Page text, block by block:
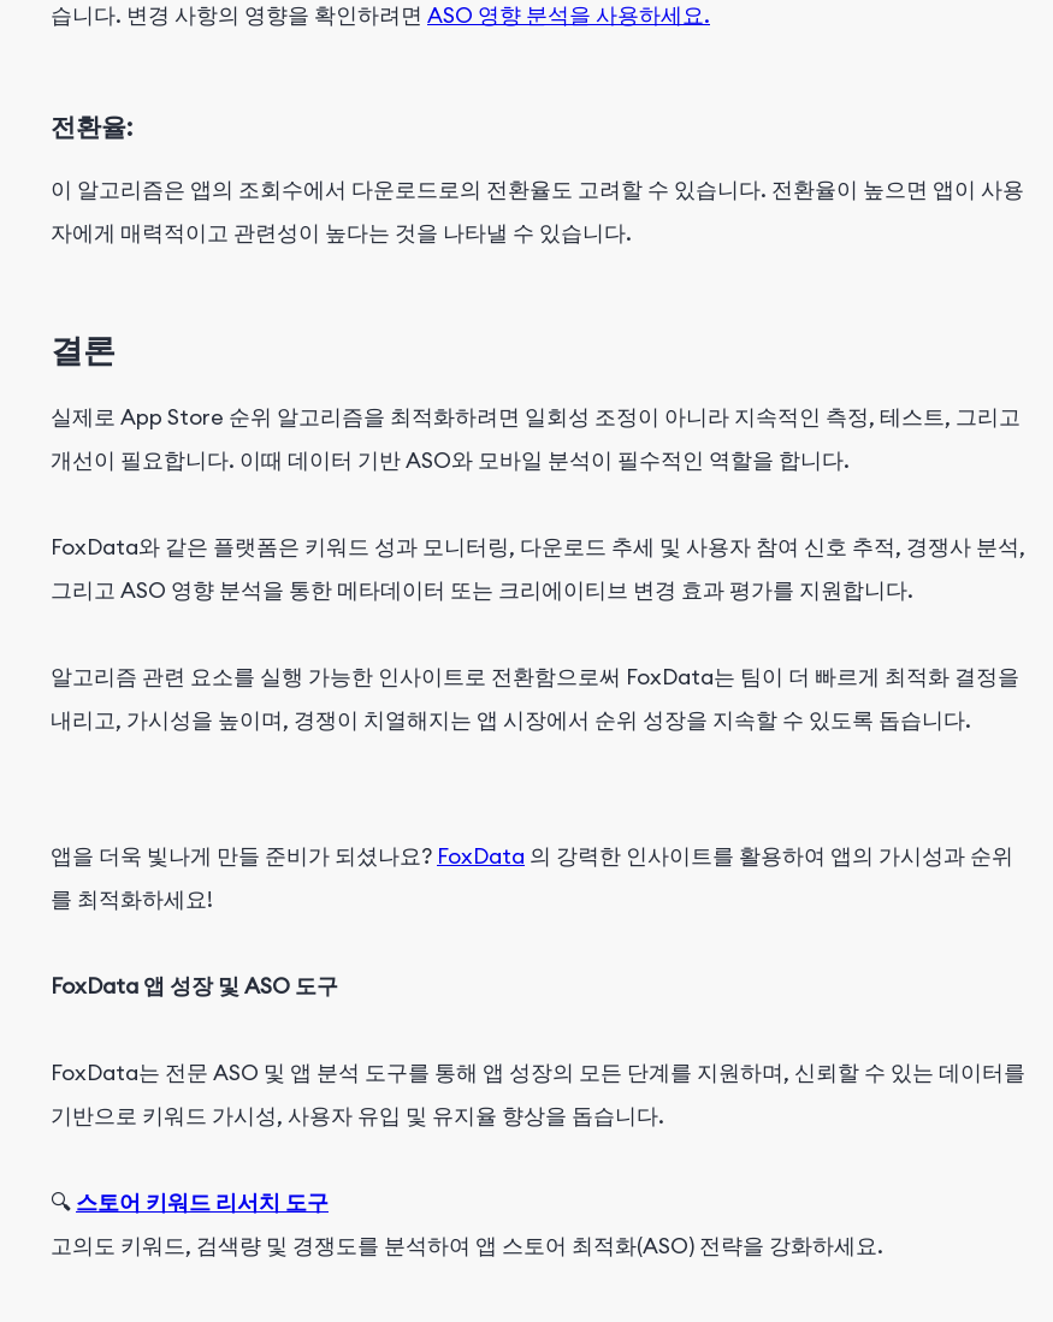
습니다. 변경 사항의 영향을 확인하려면 ASO 영향 분석을 사용하세요.
전환율:
이 알고리즘은 앱의 조회수에서 다운로드로의 전환율도 고려할 수 있습니다. 전환율이 높으면 앱이 사용
자에게 매력적이고 관련성이 높다는 것을 나타낼 수 있습니다.
결론
실제로 App Store 순위 알고리즘을 최적화하려면 일회성 조정이 아니라 지속적인 측정, 테스트, 그리고
개선이 필요합니다. 이때 데이터 기반 ASO와 모바일 분석이 필수적인 역할을 합니다.
FoxData와 같은 플랫폼은 키워드 성과 모니터링, 다운로드 추세 및 사용자 참여 신호 추적, 경쟁사 분석,
그리고 ASO 영향 분석을 통한 메타데이터 또는 크리에이티브 변경 효과 평가를 지원합니다.
알고리즘 관련 요소를 실행 가능한 인사이트로 전환함으로써 FoxData는 팀이 더 빠르게 최적화 결정을
내리고, 가시성을 높이며, 경쟁이 치열해지는 앱 시장에서 순위 성장을 지속할 수 있도록 돕습니다.
앱을 더욱 빛나게 만들 준비가 되셨나요? FoxData 의 강력한 인사이트를 활용하여 앱의 가시성과 순위
를 최적화하세요!
FoxData 앱 성장 및 ASO 도구
FoxData는 전문 ASO 및 앱 분석 도구를 통해 앱 성장의 모든 단계를 지원하며, 신뢰할 수 있는 데이터를
기반으로 키워드 가시성, 사용자 유입 및 유지율 향상을 돕습니다.
🔍 스토어 키워드 리서치 도구
고의도 키워드, 검색량 및 경쟁도를 분석하여 앱 스토어 최적화(ASO) 전략을 강화하세요.